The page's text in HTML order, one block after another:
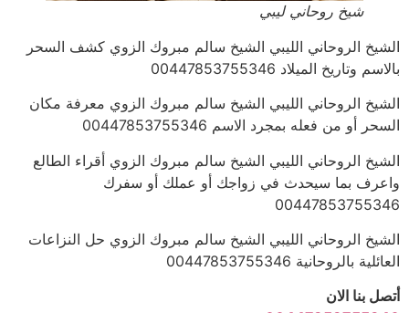
شيخ روحاني ليبي
الشيخ الروحاني الليبي الشيخ سالم مبروك الزوي كشف السحر
بالاسم وتاريخ الميلاد 00447853755346
الشيخ الروحاني الليبي الشيخ سالم مبروك الزوي معرفة مكان
السحر أو من فعله بمجرد الاسم 00447853755346
الشيخ الروحاني الليبي الشيخ سالم مبروك الزوي أقراء الطالع
واعرف بما سيحدث في زواجك أو عملك أو سفرك
00447853755346
الشيخ الروحاني الليبي الشيخ سالم مبروك الزوي حل النزاعات
العائلية بالروحانية 00447853755346
أتصل بنا الان